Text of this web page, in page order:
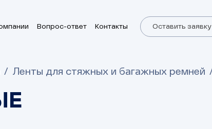
Вопрос-ответ Контакты Оставить заявку
Ленты для стяжных и багажных ремней